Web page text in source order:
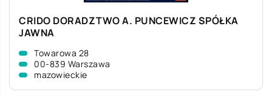
CRIDO DORADZTWO A. PUNCEWICZ SPÓŁKA
JAWNA
Towarowa 28
00-839 Warszawa
mazowieckie